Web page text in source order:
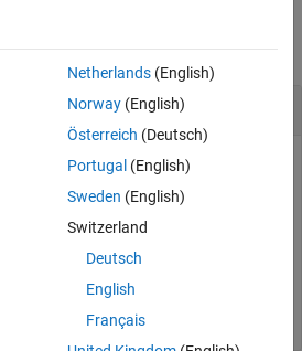
,'m')
Netherlands(English)
Norway(English)
Österreich (Deutsch)
Portugal (English)
Sweden (English)
Switzerland
Deutsch
English
Français